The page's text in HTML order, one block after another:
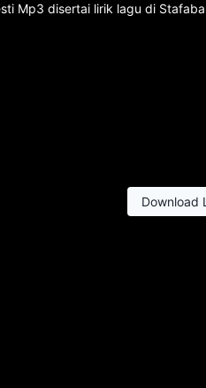
Mp3 disertai lirik lagu di
Download